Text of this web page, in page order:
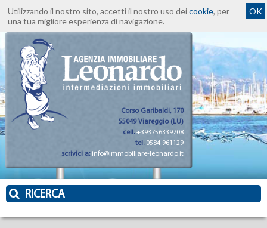
Utilizzando il nostro sito, accetti il nostro uso deicookie, per
una tua migliore esperienza di navigazione.
OK
Corso Garibaldi, 170
55049 Viareggio (LU)
cell.+393756339708
tel. 0584 961129
scrivici a: info@immobiliare-leonardo.it
RICERCA